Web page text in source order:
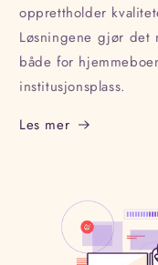
opprettholder
Løsningene gjør det
både for
institusjonsplass.
Les mer